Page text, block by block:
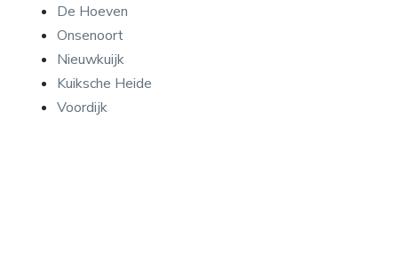
De Hoeven
Onsenoort
Nieuwkuijk
Kuiksche Heide
Voordijk